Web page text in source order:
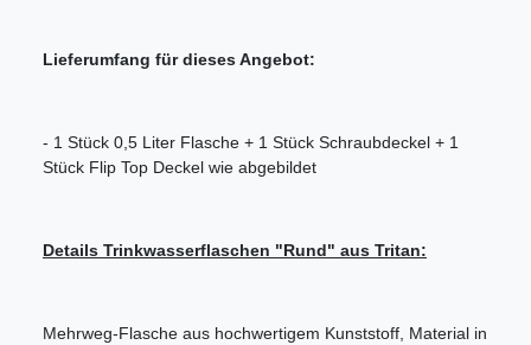
Lieferumfang für dieses Angebot:
- 1 Stück 0,5 Liter Flasche + 1 Stück Schraubdeckel + 1
Stück Flip Top Deckel wie abgebildet
Details Trinkwasserflaschen "Rund" aus Tritan:
Mehrweg-Flasche aus hochwertigem Kunststoff, Material in